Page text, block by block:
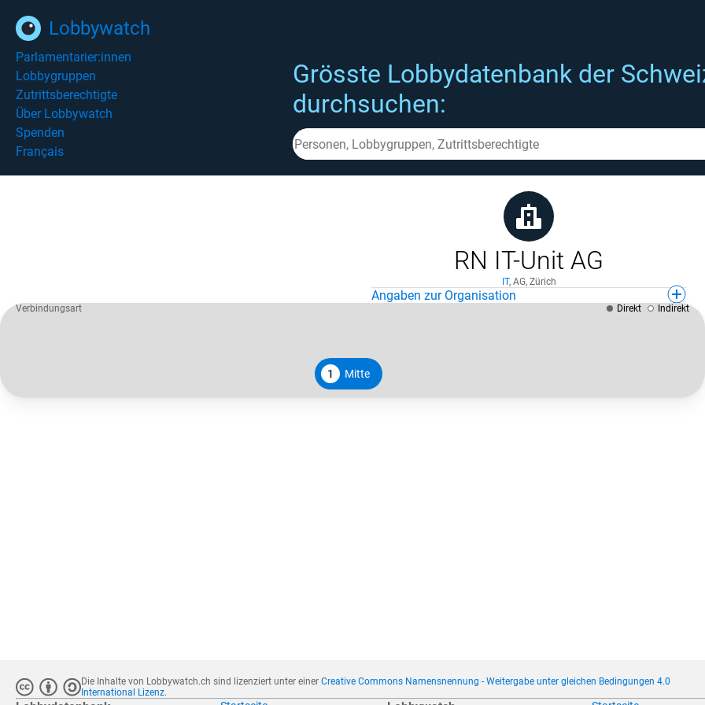
Lobbywatch
Parlamentarier:innen
Lobbygruppen
Zutrittsberechtigte
Über Lobbywatch
Spenden
Français
Grösste Lobbydatenbank der
durchsuchen:
RN IT-Unit AG
IT, AG, Zürich
Angaben zur Organisation
1 Mitte
Verbindungsart Direkt Indirekt
Die Inhalte von Lobbywatch.ch sind lizenziert unter einerCreative Commons Namensnennung - Weitergabe unter gleichen Bedingungen 4.0
International Lizenz.